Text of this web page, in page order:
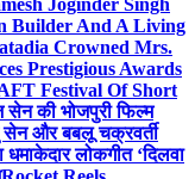
Joginder Singh
Builder And A Living
Crowned Mrs.
Prestigious Awards
Festival Of Short
सेन की भोजपुरी फिल्म
सेन और बबलू चक्रवर्ती
लोकगीत ‘दिलवा